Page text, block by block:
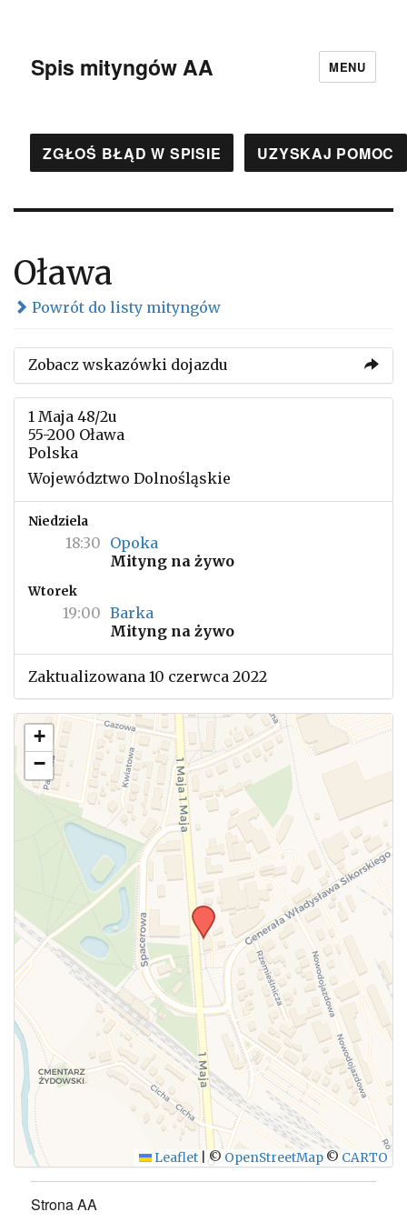
Spis mityngów AA MENU
ZGŁOŚ BŁĄD W SPISIE UZYSKAJ POMOC
Oława
Powrót do listy mityngów
Zobacz wskazówki dojazdu
1 Maja 48/2u
55-200 Oława
Polska
Województwo Dolnośląskie
Niedziela
18:30 Opoka
Mityng na żywo
Wtorek
19:00 Barka
Mityng na żywo
Zaktualizowana 10 czerwca 2022
+
−
Leaflet © OpenStreetMap © CARTO
Strona AA